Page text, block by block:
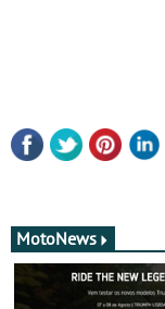
MotoNews